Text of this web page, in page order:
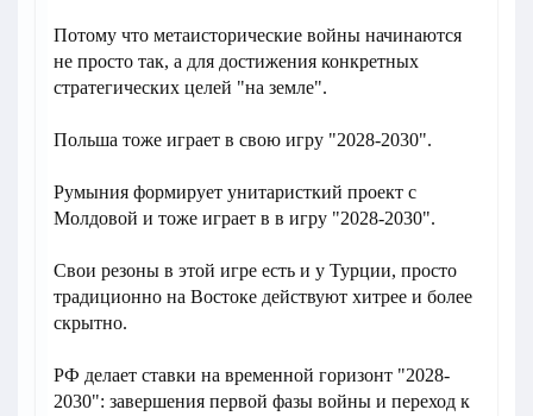
Потому что метаисторические войны начинаются
не просто так, а для достижения конкретных
стратегических целей "на земле".
Польша тоже играет в свою игру "2028-2030".
Румыния формирует унитаристкий проект с
Молдовой и тоже играет в в игру "2028-2030".
Свои резоны в этой игре есть и у Турции, просто
традиционно на Востоке действуют хитрее и более
скрытно.
РФ делает ставки на временной горизонт "2028-
2030": завершения первой фазы войны и переход к